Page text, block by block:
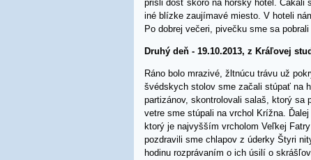
prišli dosť skoro na horský hotel. Čakali
iné blízke zaujímavé miesto. V hoteli
Po dobrej večeri, pivečku sme sa
Druhý deň - 19.10.2013, z Kráľovej
Ráno bolo mrazivé, žltnúcu trávu už
švédskych stolov sme začali stúpať na
partizánov, skontrolovali salaš, ktorý sa
vetre sme stúpali na vrchol Krížna.
ktorý je najvyšším vrcholom Veľkej
pozdravili sme chlapov z úderky Štyri
hodinu rozprávaním o ich úsilí o